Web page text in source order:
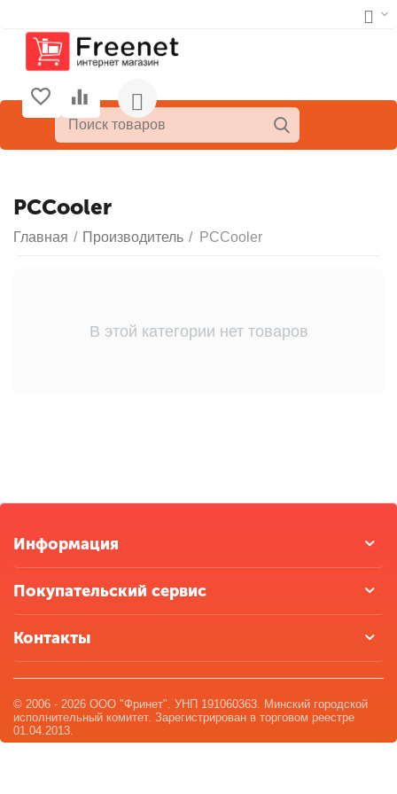
PCCooler
Главная / Производитель / PCCooler
В этой категории нет товаров
Информация
Покупательский сервис
Контакты
© 2006 - 2026 ООО "Фринет". УНП 191060363. Минский городской
исполнительный комитет. Зарегистрирован в торговом реестре
01.04.2013.